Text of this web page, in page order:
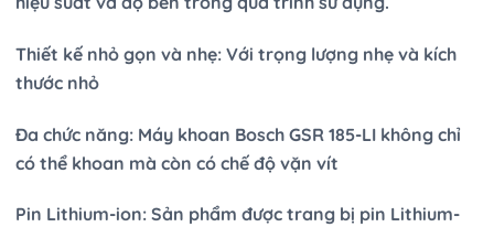
Thiết kế nhỏ gọn và nhẹ: Với trọng lượng nhẹ và kích
thước nhỏ
Đa chức năng: Máy khoan Bosch GSR 185-LI không chỉ
có thể khoan mà còn có chế độ vặn vít
Pin Lithium-ion: Sản phẩm được trang bị pin Lithium-